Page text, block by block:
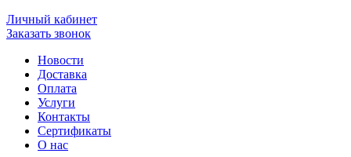
Личный кабинет
Заказать звонок
Новости
Доставка
Оплата
Услуги
Контакты
Cертификаты
О нас